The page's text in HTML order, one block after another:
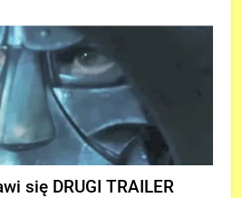
się DRUGI TRAILER